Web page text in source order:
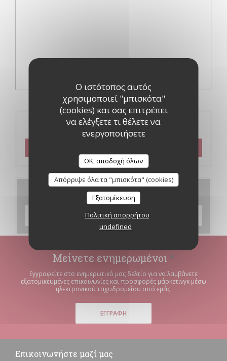
Ο ιστότοπος αυτός
χρησιμοποιεί "μπισκότα"
(cookies) και σας επιτρέπει
να ελέγξετε τι θέλετε να
ενεργοποιήσετε
OK, αποδοχή όλων
Απόρριψε όλα τα "μπισκότα" (cookies)
Εξατομίκευση
Πολιτική απορρήτου
undefined
Κράτηση
Μενού
ΑΝΑΚΑΛΎΨΤΕ ΤΟ ΜΕΝΟΎ ΜΑΣ
Μείνετε ενημερωμένοι *
Εγγραφείτε στο ενημερωτικό μας δελτίο για να λαμβάνετε
εξατομικευμένες επικοινωνίες και προσφορές μάρκετινγκ μέσω
ηλεκτρονικού ταχυδρομείου από εμάς.
ΕΓΓΡΑΦΉ
Επικοινωνήστε μαζί μας